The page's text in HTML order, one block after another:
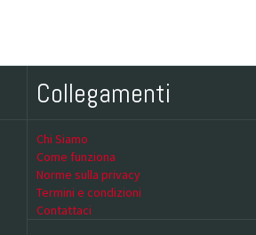
Collegamenti
Chi Siamo
Come funziona
Norme sulla privacy
Termini e condizioni
Contattaci